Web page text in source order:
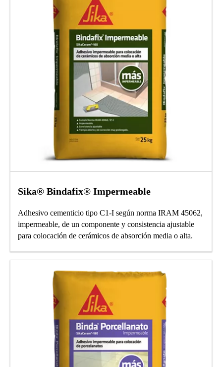
Sika® Bindafix® Impermeable
Adhesivo cementicio tipo C1-I según norma IRAM 45062,
impermeable, de un componente y consistencia ajustable
para colocación de cerámicos de absorción media o alta.